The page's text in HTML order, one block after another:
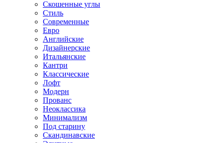
Скошенные углы
Стиль
Современные
Евро
Английские
Дизайнерские
Итальянские
Кантри
Классические
Лофт
Модерн
Прованс
Неоклассика
Минимализм
Под старину
Скандинавские